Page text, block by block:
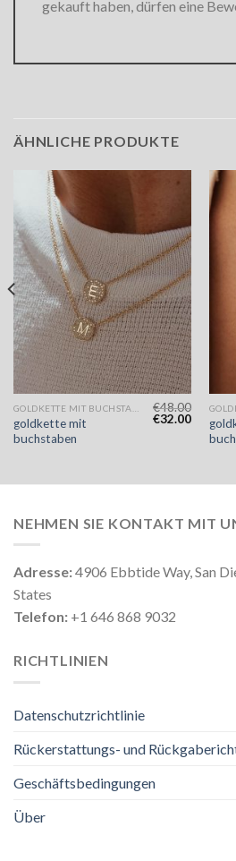
gekauft haben, dürfen eine
ÄHNLICHE PRODUKTE
goldkette mit
buchstaben
€48.00
€32.00
NEHMEN SIE KONTAKT MIT
Adresse:4906 Ebbtide Way, San
States
Telefon: +1 646 868 9032
RICHTLINIEN
Datenschutzrichtlinie
Rückerstattungs- und
Geschäftsbedingungen
Über